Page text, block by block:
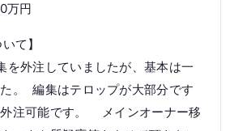
万円
て】
を外注していましたが、基本は一
。 編集はテロップが大部分です
注可能です。 メインオーナー移